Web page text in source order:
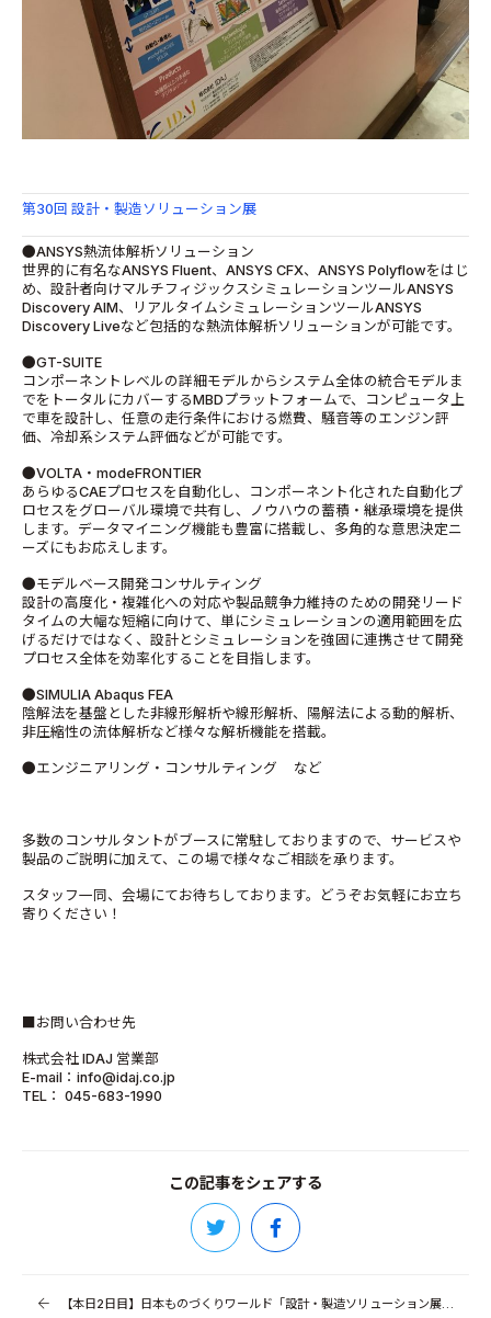
第30回 設計・製造ソリューション展
●ANSYS熱流体解析ソリューション
世界的に有名なANSYS Fluent、ANSYS CFX、ANSYS Polyflowをはじ
め、設計者向けマルチフィジックスシミュレーションツールANSYS
Discovery AIM、リアルタイムシミュレーションツールANSYS
Discovery Liveなど包括的な熱流体解析ソリューションが可能です。
●GT-SUITE
コンポーネントレベルの詳細モデルからシステム全体の統合モデルま
でをトータルにカバーするMBDプラットフォームで、コンピュータ上
で車を設計し、任意の走行条件における燃費、騒音等のエンジン評
価、冷却系システム評価などが可能です。
●VOLTA・modeFRONTIER
あらゆるCAEプロセスを自動化し、コンポーネント化された自動化プ
ロセスをグローバル環境で共有し、ノウハウの蓄積・継承環境を提供
します。データマイニング機能も豊富に搭載し、多角的な意思決定ニ
ーズにもお応えします。
●モデルベース開発コンサルティング
設計の高度化・複雑化への対応や製品競争力維持のための開発リード
タイムの大幅な短縮に向けて、単にシミュレーションの適用範囲を広
げるだけではなく、設計とシミュレーションを強固に連携させて開発
プロセス全体を効率化することを目指します。
●SIMULIA Abaqus FEA
陰解法を基盤とした非線形解析や線形解析、陽解法による動的解析、
非圧縮性の流体解析など様々な解析機能を搭載。
●エンジニアリング・コンサルティング など
多数のコンサルタントがブースに常駐しておりますので、サービスや
製品のご説明に加えて、この場で様々なご相談を承ります。
スタッフ一同、会場にてお待ちしております。どうぞお気軽にお立ち
寄りください！
■お問い合わせ先
株式会社 IDAJ 営業部
E-mail：info@idaj.co.jp
TEL： 045-683-1990
この記事をシェアする
【本日2日目】日本ものづくりワールド「設計・製造ソリューション展」（東京ビッグサイト）